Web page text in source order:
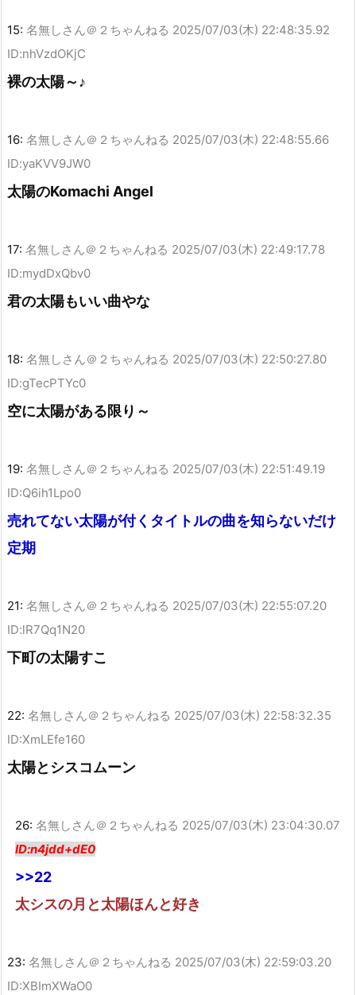
15: 名無しさん＠２ちゃんねる 2025/07/03(木) 22:48:35.92
ID:nhVzdOKjC
裸の太陽～♪
16: 名無しさん＠２ちゃんねる 2025/07/03(木) 22:48:55.66
ID:yaKVV9JW0
太陽のKomachi Angel
17: 名無しさん＠２ちゃんねる 2025/07/03(木) 22:49:17.78
ID:mydDxQbv0
君の太陽もいい曲やな
18: 名無しさん＠２ちゃんねる 2025/07/03(木) 22:50:27.80
ID:gTecPTYc0
空に太陽がある限り～
19: 名無しさん＠２ちゃんねる 2025/07/03(木) 22:51:49.19
ID:Q6ih1Lpo0
売れてない太陽が付くタイトルの曲を知らないだけ
定期
21: 名無しさん＠２ちゃんねる 2025/07/03(木) 22:55:07.20
ID:lR7Qq1N20
下町の太陽すこ
22: 名無しさん＠２ちゃんねる 2025/07/03(木) 22:58:32.35
ID:XmLEfe160
太陽とシスコムーン
26: 名無しさん＠２ちゃんねる 2025/07/03(木) 23:04:30.07
ID:n4jdd+dE0
>>22
太シスの月と太陽ほんと好き
23: 名無しさん＠２ちゃんねる 2025/07/03(木) 22:59:03.20
ID:XBImXWaO0